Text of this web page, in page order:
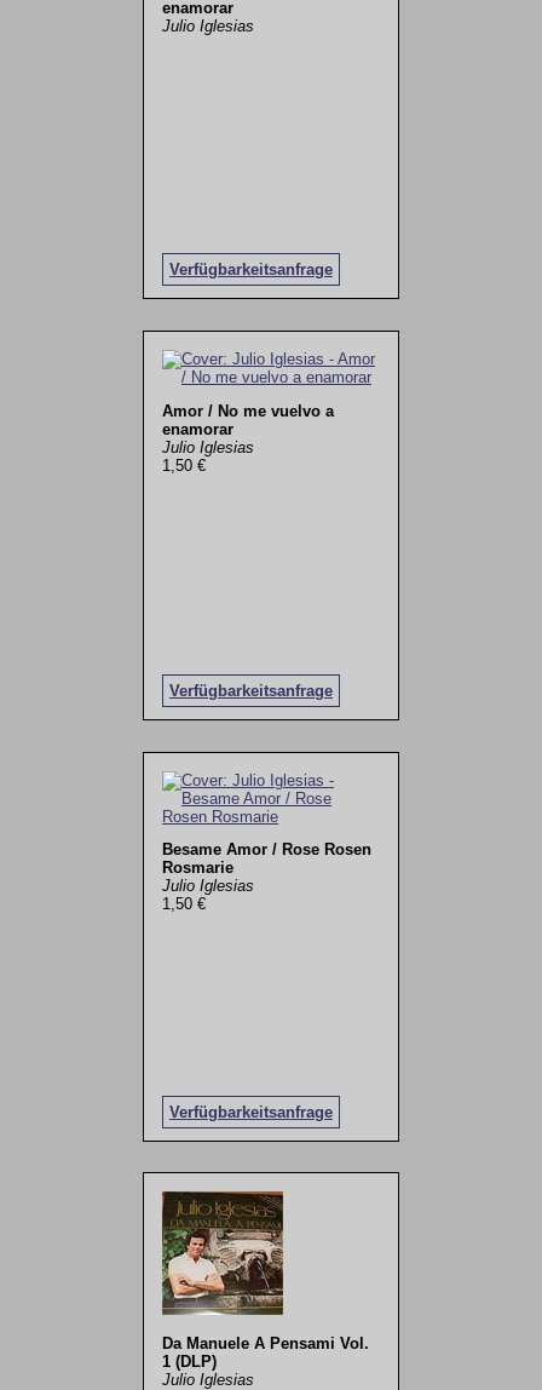
enamorar
Julio Iglesias
Verfügbarkeitsanfrage
Amor / No me vuelvo a
enamorar
Julio Iglesias
1,50 €
Verfügbarkeitsanfrage
Besame Amor / Rose Rosen
Rosmarie
Julio Iglesias
1,50 €
Verfügbarkeitsanfrage
Da Manuele A Pensami Vol.
1 (DLP)
Julio Iglesias